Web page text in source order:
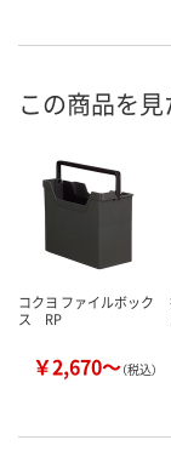
この商品を
コクヨ ファイルボック
ス RP
￥2,670～（税込）